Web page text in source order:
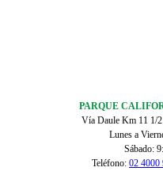
PARQUE
Vía Daule Km 11 1/
Lunes a
Sábado:
Teléfono: 02 4000